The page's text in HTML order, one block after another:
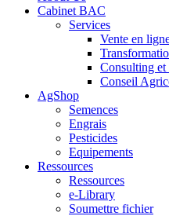
Cabinet BAC
Services
Vente en
Consulting et
Conseil
AgShop
Semences
Engrais
Pesticides
Equipements
Ressources
Ressources
e-Library
Soumettre fichier